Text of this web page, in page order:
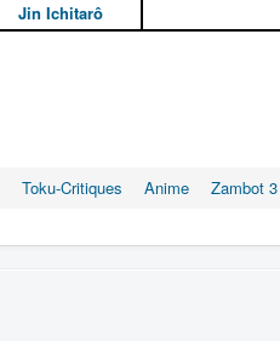
Jin Ichitarô
Toku-Critiques Anime Zambot 3